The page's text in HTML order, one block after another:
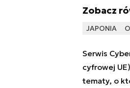
Zobacz
JAPONIA
Serwis
cyfrowej
tematy, o